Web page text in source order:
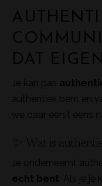
Je kan pas
authentiek bent en
we daar eerst eens
Je onderneemt
echt bent. Als je je